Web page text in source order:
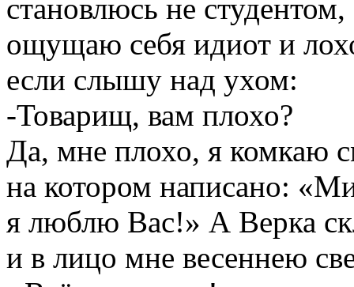
становлюсь не
ощущаю себя идиот и
если слышу над ухом:
-Товарищ, вам плохо?
Да, мне плохо, я комкаю
на котором написано:
я люблю Вас!» А Верка
и в лицо мне весеннею